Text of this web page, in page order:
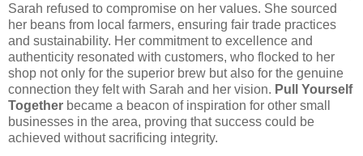
Sarah refused to compromise on her values. She sourced
her beans from local farmers, ensuring fair trade practices
and sustainability. Her commitment to excellence and
authenticity resonated with customers, who flocked to her
shop not only for the superior brew but also for the genuine
connection they felt with Sarah and her vision. Pull Yourself
Together became a beacon of inspiration for other small
businesses in the area, proving that success could be
achieved without sacrificing integrity.